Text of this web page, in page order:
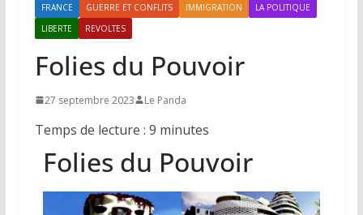
FRANCE GUERRE ET CONFLITS IMMIGRATION
LA POLITIQUE
LIBERTE
REVOLTES
Folies du Pouvoir
27 septembre 2023 Le Panda
Temps de lecture : 9 minutes
Folies du Pouvoir